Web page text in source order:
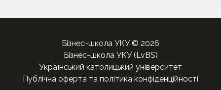
Бізнес-школа УКУ © 2026
Бізнес-школа УКУ (LvBS)
Український католицький університет
Публічна оферта та політика конфіденційності